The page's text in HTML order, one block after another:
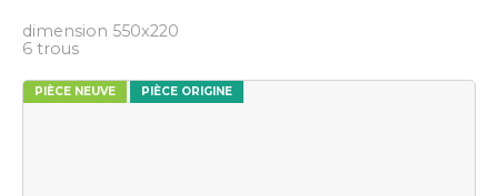
PIÈCE NEUVE PIÈCE ORIGINE
dimension 550x220
6 trous